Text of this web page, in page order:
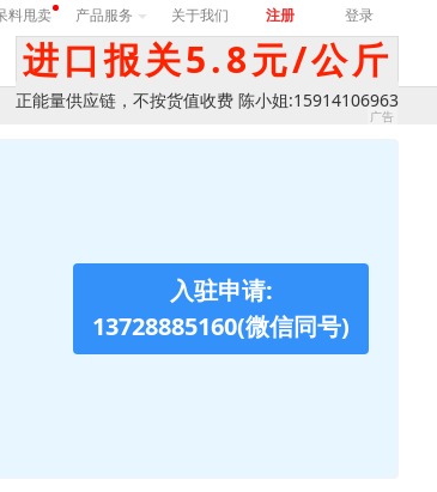
料甩卖 产品服务 关于我们 注册 登录
进口报关5.8元/公斤
正能量供应链，不按货值收费 陈小姐:15914106963
入驻申请:
13728885160(微信同号)